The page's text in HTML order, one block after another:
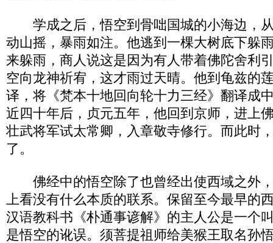
学成之后，悟空到骨咄国城的小海边，
动山摇，暴雨如注。他逃到一棵大树底下躲
来躲雨，商人说这是因为有人带着佛陀舍利
空向龙神祈宥，这才雨过天晴。他到龟兹的
译，将《梵本十地回向轮十力三经》翻译成
近四十年后，贞元五年，他回到京师，进上
壮武将军试太常卿，入章敬寺修行。而此时
了。
佛经中的悟空除了也曾经出使西域之外
上看没有什么本质的联系。保留至今最早的
汉语教科书《朴通事谚解》的主人公是一个
是悟空的讹误。须菩提祖师给美猴王取名孙